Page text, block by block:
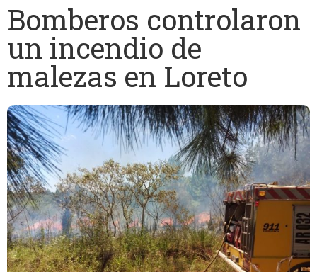
Bomberos controlaron
un incendio de
malezas en Loreto